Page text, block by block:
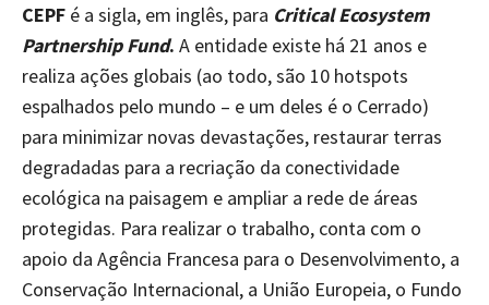
CEPF é a sigla, em inglês, para Critical Ecosystem
Partnership Fund. A entidade existe há 21 anos e
realiza ações globais (ao todo, são 10 hotspots
espalhados pelo mundo – e um deles é o Cerrado)
para minimizar novas devastações, restaurar terras
degradadas para a recriação da conectividade
ecológica na paisagem e ampliar a rede de áreas
protegidas. Para realizar o trabalho, conta com o
apoio da Agência Francesa para o Desenvolvimento, a
Conservação Internacional, a União Europeia, o Fundo